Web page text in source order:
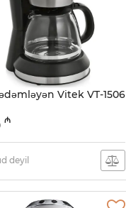
Vitek VT-1506
005038490
₼
deyil